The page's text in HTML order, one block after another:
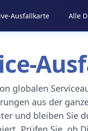
Ausfallkarte Alle
globalen
aus der
und bleiben Sie